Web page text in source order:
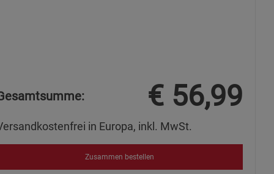
€ 56,99
in Europa, inkl. MwSt.
Zusammen bestellen